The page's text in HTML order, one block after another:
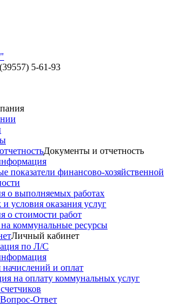
5-61-93
Документы и отчетность
показатели финансово-хозяйственной
о выполняемых работах
условия оказания услуг
о стоимости работ
коммунальные ресурсы
Личный кабинет
по Л/С
и оплат
на оплату коммунальных услуг
Вопрос-Ответ